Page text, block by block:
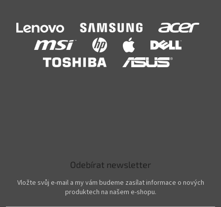
Odebírat newsletter
Vložte svůj e-mail a my vám budeme zasílat informace o nových
produktech na našem e-shopu.